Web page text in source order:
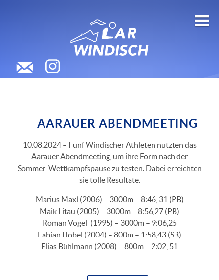
AARAUER ABENDMEETING
10.08.2024 – Fünf Windischer Athleten nutzten das
Aarauer Abendmeeting, um ihre Form nach der
Sommer-Wettkampfspause zu testen. Dabei erreichten
sie tolle Resultate.
Marius Maxl (2006) – 3000m – 8:46, 31 (PB)
Maik Litau (2005) – 3000m – 8:56,27 (PB)
Roman Vögeli (1995) – 3000m – 9:06,25
Fabian Höbel (2004) – 800m – 1:58,43 (SB)
Elias Bühlmann (2008) – 800m – 2:02, 51